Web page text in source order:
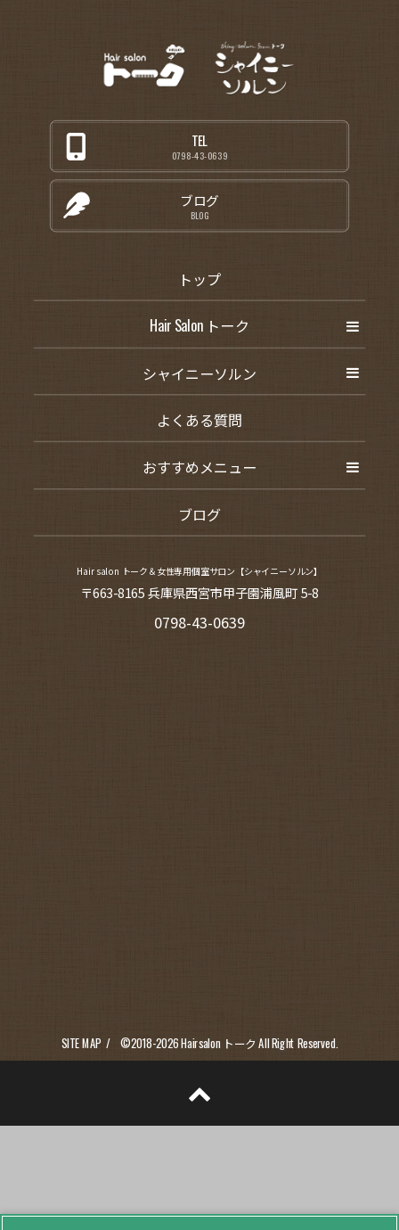
TEL
0798-43-0639
ブログ
BLOG
トップ
Hair Salon トーク
シャイニーソルン
よくある質問
おすすめメニュー
ブログ
Hair salon トーク＆女性専用個室サロン【シャイニーソルン】
〒663-8165 兵庫県西宮市甲子園浦風町 5-8
0798-43-0639
SITE MAP ©2018-2026Hairsalon トーク All Right Reserved.